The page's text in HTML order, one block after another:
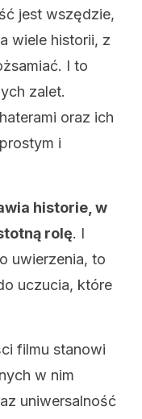
jest wszędzie,
wiele historii, z
I to
zalet.
oraz ich
i
historie, w
rolę. I
uwierzenia, to
uczucia, które
filmu stanowi
w nim
uniwersalność